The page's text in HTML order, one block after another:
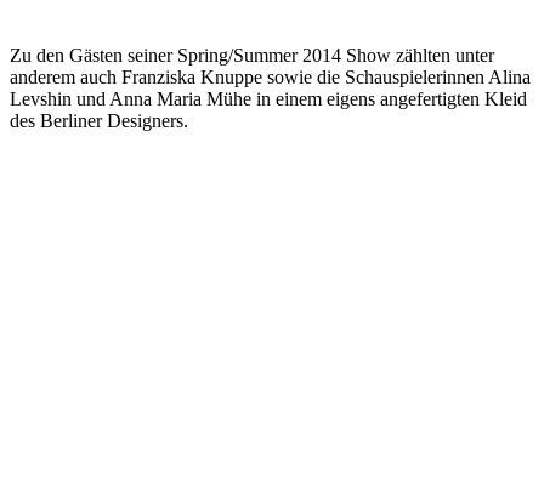
Zu den Gästen seiner Spring/Summer 2014 Show zählten unter
anderem auch Franziska Knuppe sowie die Schauspielerinnen Alina
Levshin und Anna Maria Mühe in einem eigens angefertigten Kleid
des Berliner Designers.